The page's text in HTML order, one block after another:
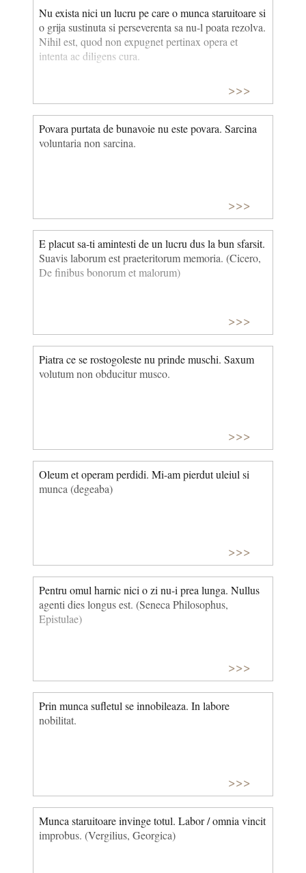
Nu exista nici un lucru pe care o munca staruitoare si
o grija sustinuta si perseverenta sa nu-l poata rezolva.
Nihil est, quod non expugnet pertinax opera et
intenta ac diligens cura.
>>>
Povara purtata de bunavoie nu este povara. Sarcina
voluntaria non sarcina.
>>>
E placut sa-ti amintesti de un lucru dus la bun sfarsit.
Suavis laborum est praeteritorum memoria. (Cicero,
De finibus bonorum et malorum)
>>>
Piatra ce se rostogoleste nu prinde muschi. Saxum
volutum non obducitur musco.
>>>
Oleum et operam perdidi. Mi-am pierdut uleiul si
munca (degeaba)
>>>
Pentru omul harnic nici o zi nu-i prea lunga. Nullus
agenti dies longus est. (Seneca Philosophus,
Epistulae)
>>>
Prin munca sufletul se innobileaza. In labore
nobilitat.
>>>
Munca staruitoare invinge totul. Labor / omnia vincit
improbus. (Vergilius, Georgica)